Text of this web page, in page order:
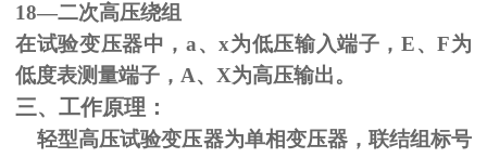
18—二次高压绕组
在试验变压器中，a、x为低压输入端子，E、F为
低度表测量端子， A、 X为高压输出。
三、工作原理：
轻型高压试验变压器为单相变压器，联结组标号